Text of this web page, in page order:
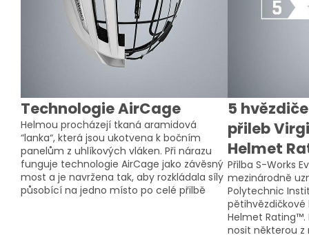
Technologie AirCage
Helmou procházejí tkaná aramidová
“lanka“, která jsou ukotvena k bočním
panelům z uhlíkových vláken. Při nárazu
funguje technologie AirCage jako závěsný
most a je navržena tak, aby rozkládala síly
působící na jedno místo po celé přilbě
5
přileb
Helmet
Přilba S-Works
mezinárodně
Polytechnic
Helmet Rating™.
nosit některou z